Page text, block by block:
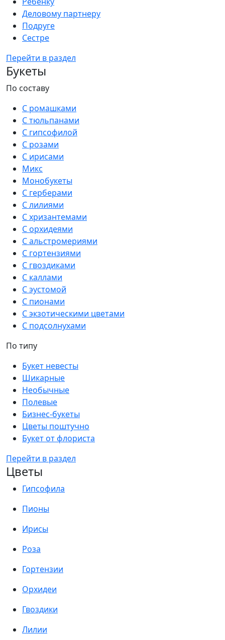
Деловому партнеру
Подруге
Сестре
Перейти в раздел
Букеты
По составу
С ромашками
С тюльпанами
С гипсофилой
С розами
С ирисами
Микс
Монобукеты
С герберами
С лилиями
С хризантемами
С орхидеями
С альстромериями
С гортензиями
С гвоздиками
С каллами
С эустомой
С пионами
С экзотическими цветами
С подсолнухами
По типу
Букет невесты
Шикарные
Необычные
Полевые
Бизнес-букеты
Цветы поштучно
Букет от флориста
Перейти в раздел
Цветы
Гипсофила
Пионы
Ирисы
Роза
Гортензии
Орхидеи
Гвоздики
Лилии